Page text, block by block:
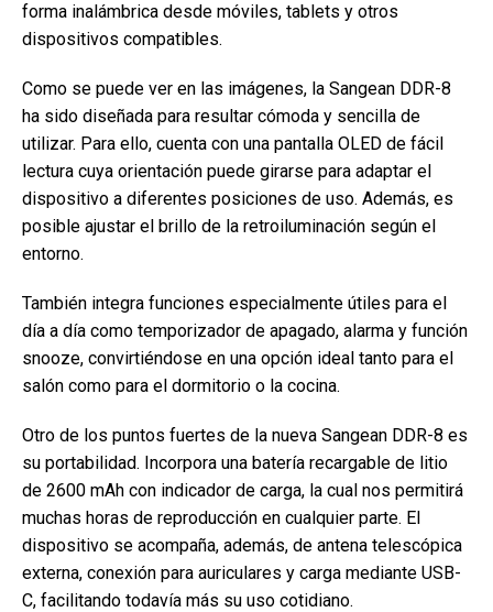
forma inalámbrica desde móviles, tablets y otros
dispositivos compatibles.
Como se puede ver en las imágenes, la Sangean DDR-8
ha sido diseñada para resultar cómoda y sencilla de
utilizar. Para ello, cuenta con una pantalla OLED de fácil
lectura cuya orientación puede girarse para adaptar el
dispositivo a diferentes posiciones de uso. Además, es
posible ajustar el brillo de la retroiluminación según el
entorno.
También integra funciones especialmente útiles para el
día a día como temporizador de apagado, alarma y función
snooze, convirtiéndose en una opción ideal tanto para el
salón como para el dormitorio o la cocina.
Otro de los puntos fuertes de la nueva Sangean DDR-8 es
su portabilidad. Incorpora una batería recargable de litio
de 2600 mAh con indicador de carga, la cual nos permitirá
muchas horas de reproducción en cualquier parte. El
dispositivo se acompaña, además, de antena telescópica
externa, conexión para auriculares y carga mediante USB-
C, facilitando todavía más su uso cotidiano.